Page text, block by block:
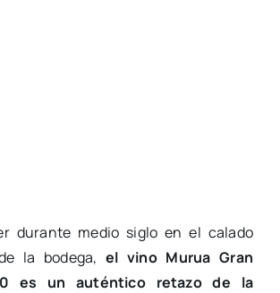
durante medio siglo en el calado
la bodega,el vino Murua Gran
es un auténtico retazo de la